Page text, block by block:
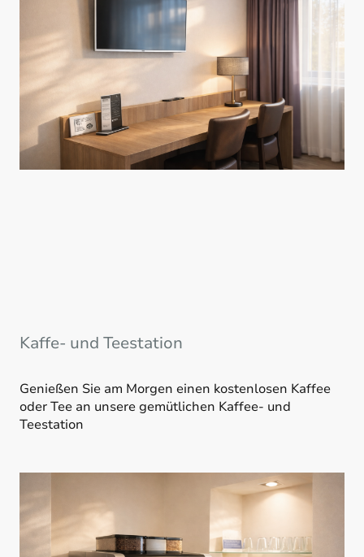
Kaffe- und Teestation
Genießen Sie am Morgen einen kostenlosen Kaffee
oder Tee an unsere gemütlichen Kaffee- und
Teestation